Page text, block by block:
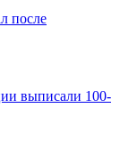
после
выписали 100-